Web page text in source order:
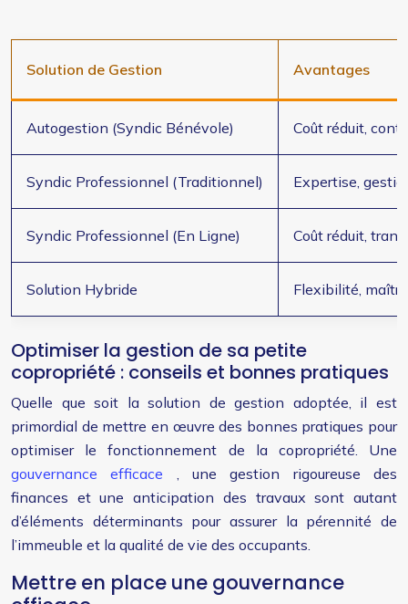
Solution de Gestion Avantages
Autogestion (Syndic Bénévole) Coût réduit,
Syndic Professionnel (Traditionnel) Expertise,
Syndic Professionnel (En Ligne) Coût réduit,
Solution Hybride Flexibilité,
Optimiser la gestion de sa petite
copropriété : conseils et bonnes pratiques
Quelle que soit la solution de gestion adoptée, il est
primordial de mettre en œuvre des bonnes pratiques pour
optimiser le fonctionnement de la copropriété. Une
gouvernance efficace , une gestion rigoureuse des
finances et une anticipation des travaux sont autant
d’éléments déterminants pour assurer la pérennité de
l’immeuble et la qualité de vie des occupants.
Mettre en place une gouvernance